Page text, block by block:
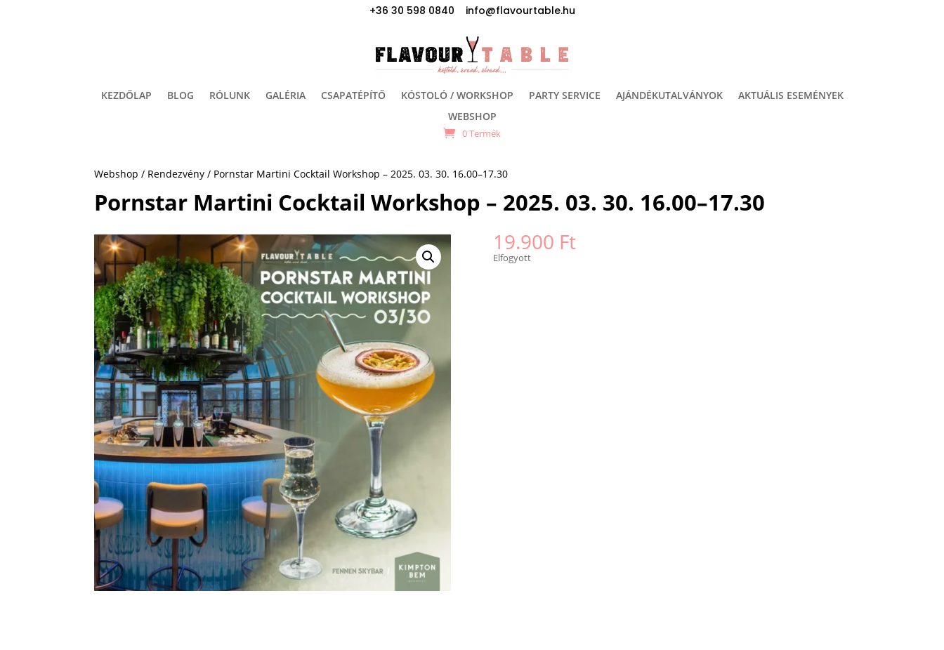
+36 30 598 0840 info@flavourtable.hu
KEZDŐLAP BLOG RÓLUNK GALÉRIA CSAPATÉPÍTŐ KÓSTOLÓ / WORKSHOP PARTY SERVICE AJÁNDÉKUTALVÁNYOK
AKTUÁLIS ESEMÉNYEK
WEBSHOP
0 Termék
Webshop / Rendezvény / Pornstar Martini Cocktail Workshop – 2025. 03. 30. 16.00–17.30
Pornstar Martini Cocktail Workshop – 2025. 03. 30. 16.00–17.30
19.900 Ft
Elfogyott